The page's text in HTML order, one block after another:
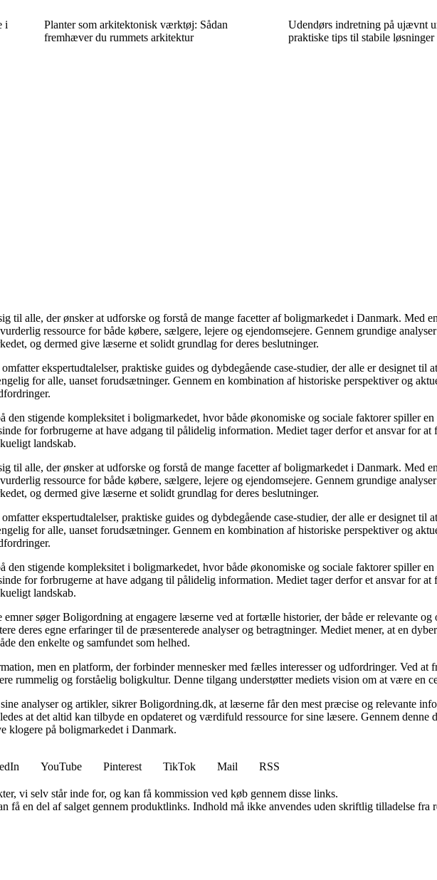
i
Planter som arkitektonisk værktøj: Sådan
fremhæver du rummets arkitektur
Udendørs indretning på ujævnt
praktiske tips til stabile løsninger
til alle, der ønsker at udforske og forstå de mange facetter af boligmarkedet i Danmark. Med
ressource for både købere, sælgere, lejere og ejendomsejere. Gennem grundige
og dermed give læserne et solidt grundlag for deres beslutninger.
ekspertudtalelser, praktiske guides og dybdegående case-studier, der alle er designet
for alle, uanset forudsætninger. Gennem en kombination af historiske perspektiver og
den stigende kompleksitet i boligmarkedet, hvor både økonomiske og sociale faktorer spiller
for forbrugerne at have adgang til pålidelig information. Mediet tager derfor et ansvar for
landskab.
til alle, der ønsker at udforske og forstå de mange facetter af boligmarkedet i Danmark. Med
ressource for både købere, sælgere, lejere og ejendomsejere. Gennem grundige
og dermed give læserne et solidt grundlag for deres beslutninger.
ekspertudtalelser, praktiske guides og dybdegående case-studier, der alle er designet
for alle, uanset forudsætninger. Gennem en kombination af historiske perspektiver og
den stigende kompleksitet i boligmarkedet, hvor både økonomiske og sociale faktorer spiller
for forbrugerne at have adgang til pålidelig information. Mediet tager derfor et ansvar for
landskab.
søger Boligordning at engagere læserne ved at fortælle historier, der både er relevante
deres egne erfaringer til de præsenterede analyser og betragtninger. Mediet mener, at en
den enkelte og samfundet som helhed.
men en platform, der forbinder mennesker med fælles interesser og udfordringer. Ved at
rummelig og forståelig boligkultur. Denne tilgang understøtter mediets vision om at være
analyser og artikler, sikrer Boligordning.dk, at læserne får den mest præcise og relevante
at det altid kan tilbyde en opdateret og værdifuld ressource for sine læsere. Gennem
klogere på boligmarkedet i Danmark.
YouTube Pinterest TikTok Mail
RSS
vi selv står inde for, og kan få kommission ved køb gennem disse links.
en del af salget gennem produktlinks. Indhold må ikke anvendes uden skriftlig tilladelse fra